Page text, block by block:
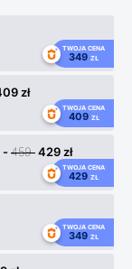
TWOJA CENA
349 ZŁ
zł
TWOJA CENA
409 ZŁ
-459429 zł
TWOJA CENA
429 ZŁ
TWOJA CENA
349 ZŁ